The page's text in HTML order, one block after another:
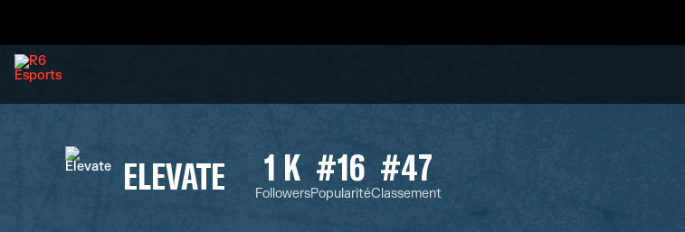
ELEVATE 1 K
Followers
#16
Popularité
#47
Classement